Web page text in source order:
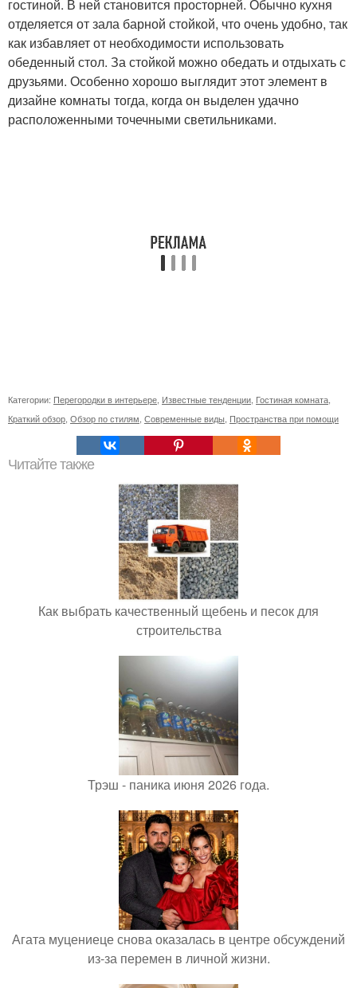
гостиной. В ней становится просторней. Обычно кухня
отделяется от зала барной стойкой, что очень удобно, так
как избавляет от необходимости использовать
обеденный стол. За стойкой можно обедать и отдыхать с
друзьями. Особенно хорошо выглядит этот элемент в
дизайне комнаты тогда, когда он выделен удачно
расположенными точечными светильниками.
Категории: Перегородки в интерьере Известные тенденции Гостиная комната
Краткий обзор Обзор по стилям Современные виды Пространства при помощи
Читайте также
Как выбрать качественный щебень и песок для
строительства
Трэш - паника июня 2026 года.
Агата муцениеце снова оказалась в центре обсуждений
из-за перемен в личной жизни.